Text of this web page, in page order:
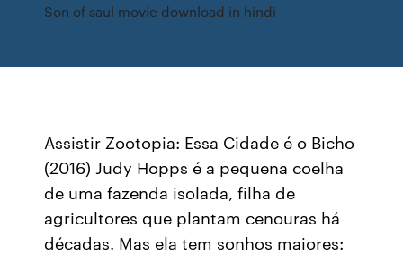
Son of saul movie download in hindi
Assistir Zootopia: Essa Cidade é o Bicho
(2016) Judy Hopps é a pequena coelha
de uma fazenda isolada, filha de
agricultores que plantam cenouras há
décadas. Mas ela tem sonhos maiores: